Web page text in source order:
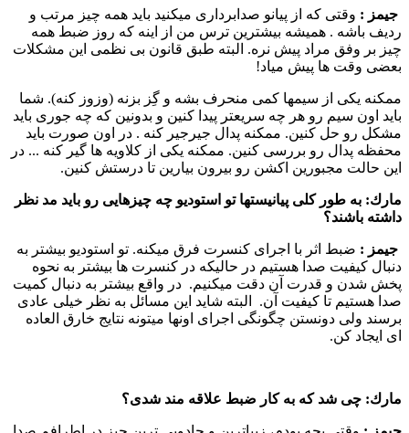
جیمز :‌ وقتی كه از پیانو صدابرداری میكنید باید همه چیز مرتب و
ردیف باشه . همیشه بیشترین ترس من از اینه كه روز ضبط همه
چیز بر وفق مراد پیش نره. البته طبق قانون بی نظمی این مشكلات
بعضی وقت ها پیش میاد!
ممكنه یكی از سیمها كمی منحرف بشه و گِز بزنه (‌وزوز كنه). شما
باید اون سیم رو هر چه سریعتر پیدا كنین و بدونین كه چه جوری باید
مشكل رو حل كنین. ممكنه پدال جیرجیر كنه . در اون صورت باید
محفظه پدال رو بررسی كنین. ممكنه یكی از كلاویه ها گیر كنه ... در
این حالت مجبورین اكشن رو بیرون بیارین تا درستش كنین.
مارك: به طور كلی پیانیستها تو استودیو چه چیزهایی رو باید مد نظر
داشته باشند؟
جیمز :‌ ضبط اثر با اجرای كنسرت فرق میكنه. تو استودیو بیشتر به
دنبال كیفیت صدا هستیم در حالیكه در كنسرت ها بیشتر به نحوه
پخش شدن و قدرت آن دقت میكنیم. در واقع بیشتر به دنبال كمیت
صدا هستیم تا كیفیت آن. البته شاید این مسائل به نظر خیلی عادی
برسند ولی دونستن چگونگی اجرای اونها میتونه نتایج خارق العاده
ای ایجاد كن.
مارك: چی شد كه به كار ضبط علاقه مند شدی؟